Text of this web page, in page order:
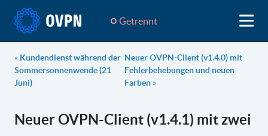
Getrennt
« Kundendienst während der
Sommersonnenwende (21
Juni)
Neuer OVPN-Client (v1.4.0) mit
Fehlerbehebungen und neuen
Farben »
Neuer OVPN-Client (v1.4.1) mit zwei